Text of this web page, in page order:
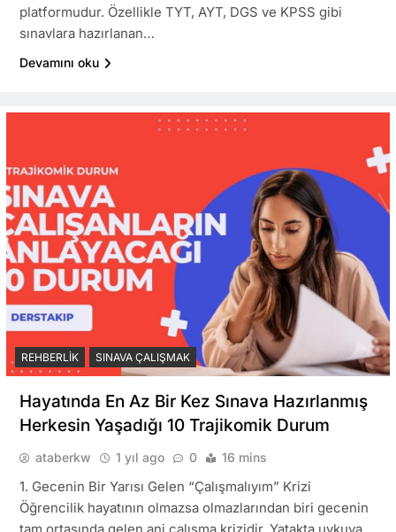
platformudur. Özellikle TYT, AYT, DGS ve KPSS gibi
sınavlara hazırlanan…
Devamını oku
REHBERLIK SINAVA ÇALIŞMAK
Hayatında En Az Bir Kez Sınava Hazırlanmış
Herkesin Yaşadığı 10 Trajikomik Durum
ataberkw 1 yıl ago 0 16 mins
1. Gecenin Bir Yarısı Gelen “Çalışmalıyım” Krizi
Öğrencilik hayatının olmazsa olmazlarından biri gecenin
tam ortasında gelen ani çalışma krizidir. Yatakta uykuya